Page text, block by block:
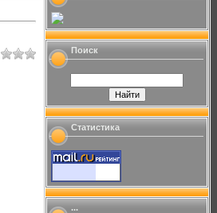
Поиск
Статистика
...